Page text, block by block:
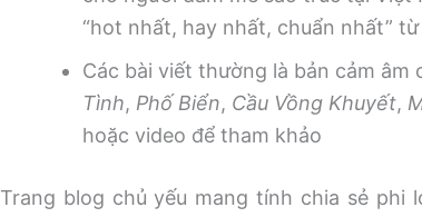
“hot nhất, hay nhất, chuẩn nhất”
Các bài viết thường là bản cảm âm
Tình, Phố Biển, Cầu Vồng Khuyết,
hoặc video để tham khảo
Trang blog chủ yếu mang tính chia sẻ phi